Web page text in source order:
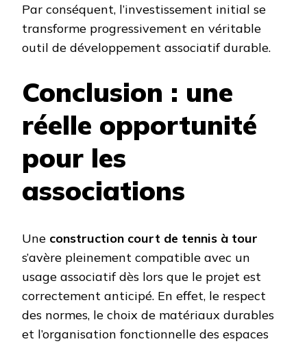
Par conséquent, l’investissement initial se
transforme progressivement en véritable
outil de développement associatif durable.
Conclusion : une
réelle opportunité
pour les
associations
Une construction court de tennis à tour
s’avère pleinement compatible avec un
usage associatif dès lors que le projet est
correctement anticipé. En effet, le respect
des normes, le choix de matériaux durables
et l’organisation fonctionnelle des espaces